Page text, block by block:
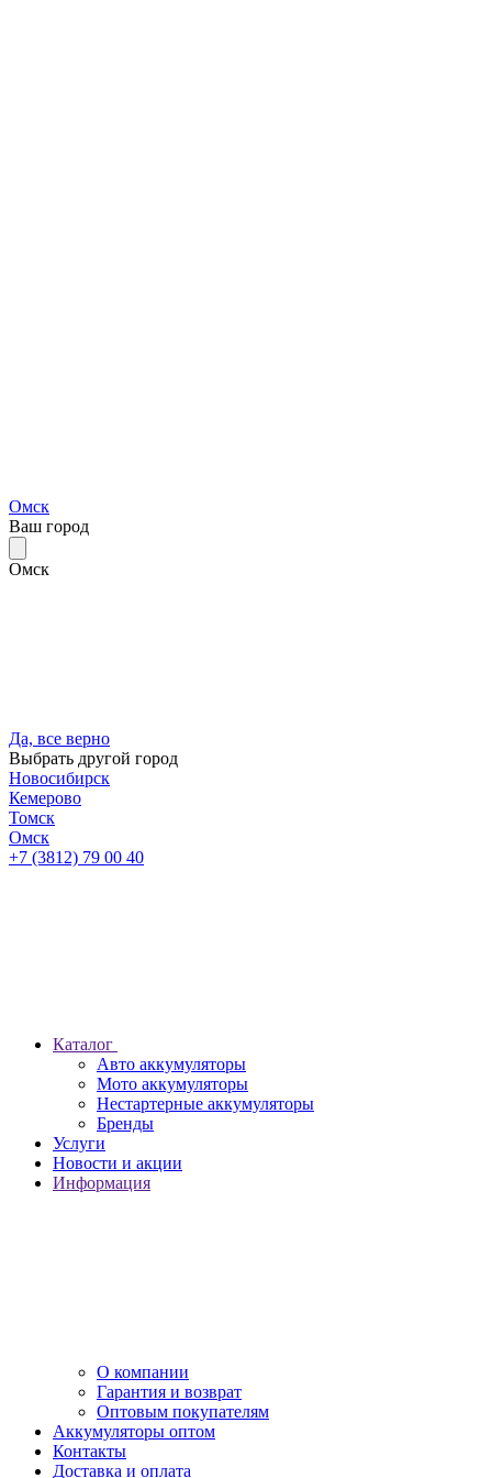
Омск
Ваш город
Омск
Да, все верно
Выбрать другой город
Новосибирск
Кемерово
Томск
Омск
+7 (3812) 79 00 40
Каталог
Авто аккумуляторы
Мото аккумуляторы
Нестартерные аккумуляторы
Бренды
Услуги
Новости и акции
Информация
О компании
Гарантия и возврат
Оптовым покупателям
Аккумуляторы оптом
Контакты
Доставка и оплата